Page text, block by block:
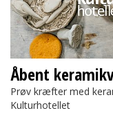
Åbent
Prøv kræfter med
Kulturhotellet